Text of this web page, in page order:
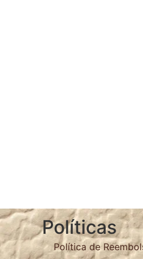
Políticas
Política de